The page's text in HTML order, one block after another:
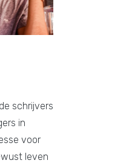
schrijvers
in
voor
leven